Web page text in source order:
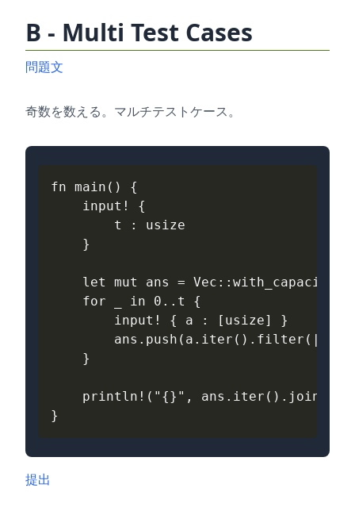
B - Multi Test Cases
問題文
奇数を数える。マルチテストケース。
fn main ()
{
input !
{
t
: usize
}
let mut ans = Vec :: with_capacity
for
in 0 .. t
{
input ! { a : [ usize]
}
ans . push ( a . iter (). filter ( |&
}
println ! ( "{}" , ans . iter (). join
}
提出